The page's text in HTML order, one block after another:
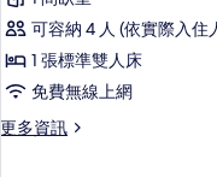
套
房,
1
張
標
可容納 4 人 (依實際入住
1 張標準雙人床
免費無線上網
更多資訊
更